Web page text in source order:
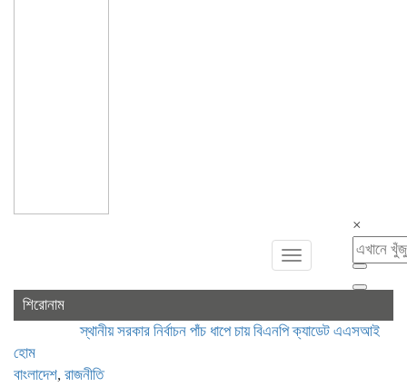
Toggle
×
শিরোনাম
স্থানীয় সরকার নির্বাচন পাঁচ ধাপে চায় বিএনপি ক্যাডেট এএসআই নিয়োগে
হোম
বাংলাদেশ, রাজনীতি